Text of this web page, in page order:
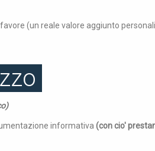
(un reale valore aggiunto
informativa (con cio'